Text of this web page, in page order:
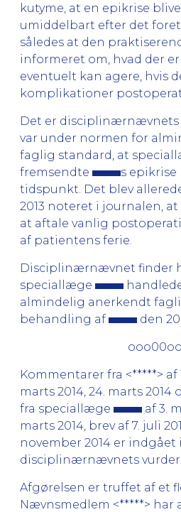
kutyme, at en epikrise
umiddelbart efter det
således at den
informeret om, hvad der
eventuelt kan agere, hvis
komplikationer
Det er disciplinærnævnets
var under normen for
faglig standard, at
fremsendte
s
tidspunkt. Det blev
2013 noteret i journalen,
at aftale vanlig
af patientens ferie.
Disciplinærnævnet finder
speciallæge
almindelig anerkendt
behandling af
den
Kommentarer fra <*****> af
marts 2014, 24. marts 2014
fra speciallæge
af 3.
marts 2014, brev af 7. juli
november 2014 er indgået i
disciplinærnævnets
Afgørelsen er truffet af et
Nævnsmedlem <*****> har